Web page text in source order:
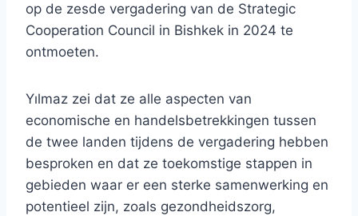
op de zesde vergadering van de Strategic
Cooperation Council in Bishkek in 2024 te
ontmoeten.
Yılmaz zei dat ze alle aspecten van
economische en handelsbetrekkingen tussen
de twee landen tijdens de vergadering hebben
besproken en dat ze toekomstige stappen in
gebieden waar er een sterke samenwerking en
potentieel zijn, zoals gezondheidszorg,